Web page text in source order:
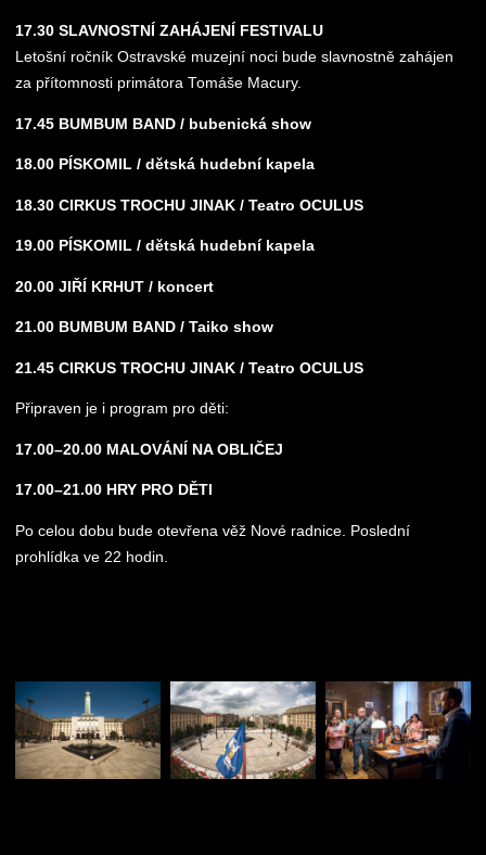
17.30 SLAVNOSTNÍ ZAHÁJENÍ FESTIVALU
Letošní ročník Ostravské muzejní noci bude slavnostně zahájen
za přítomnosti primátora Tomáše Macury.
17.45 BUMBUM BAND / bubenická show
18.00 PÍSKOMIL / dětská hudební kapela
18.30 CIRKUS TROCHU JINAK / Teatro OCULUS
19.00 PÍSKOMIL / dětská hudební kapela
20.00 JIŘÍ KRHUT / koncert
21.00 BUMBUM BAND / Taiko show
21.45 CIRKUS TROCHU JINAK / Teatro OCULUS
Připraven je i program pro děti:
17.00–20.00 MALOVÁNÍ NA OBLIČEJ
17.00–21.00 HRY PRO DĚTI
Po celou dobu bude otevřena věž Nové radnice. Poslední
prohlídka ve 22 hodin.